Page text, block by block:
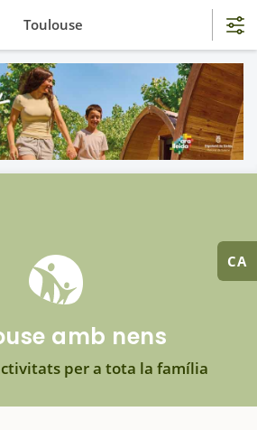
CA
amb nens
per a tota la família
Toulouse